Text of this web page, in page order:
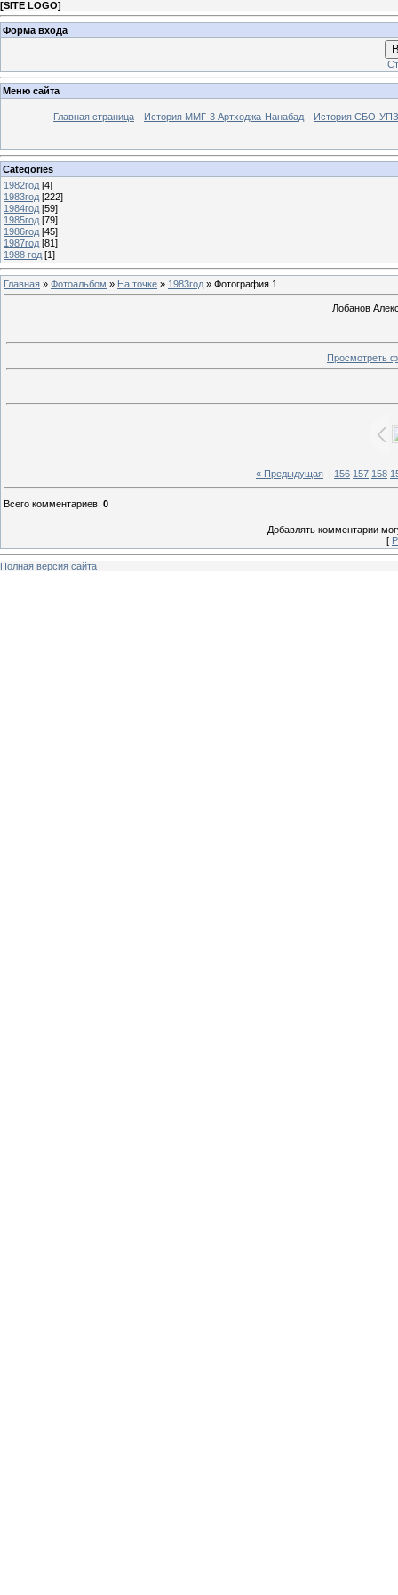
[SITE LOGO]
Форма входа
Меню сайта
Главная страница История ММГ-3 Артходжа-Нанабад История СБО-УПЗ
Categories
1982год [4]
1983год [222]
1984год [59]
1985год [79]
1986год [45]
1987год [81]
1988 год [1]
Главная » Фотоальбом » На точке » 1983год » Фотография 1
Лобанов
Просмотреть
« Предыдущая 156 157 158
Всего комментариев: 0
Добавлять комментарии
[
Полная версия сайта